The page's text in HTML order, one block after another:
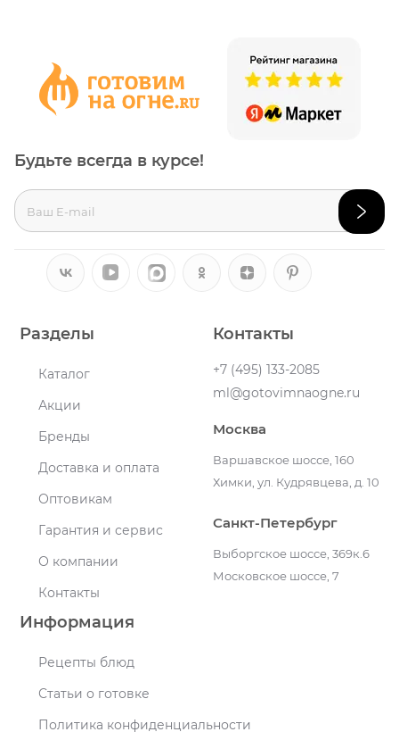
Разделы
Каталог
Акции
Бренды
Доставка и оплата
Оптовикам
Гарантия и сервис
О компании
Контакты
Информация
Рецепты блюд
Статьи о готовке
Политика конфиденциальности
Контакты
+7 (495) 133-2085
ml@gotovimnaogne.ru
Москва
Варшавское шоссе, 160
Химки, ул. Кудрявцева, д. 10
Санкт-Петербург
Выборгское шоссе, 369к.6
Московское шоссе, 7
Будьте всегда в курсе!